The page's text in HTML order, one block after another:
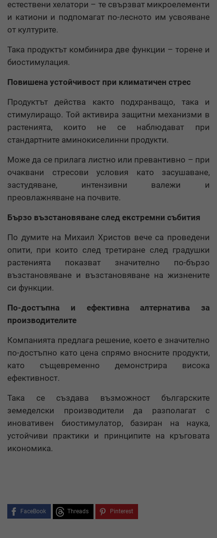
естествени хелатори – те свързват микроелементи
и катиони и подпомагат по-лесното им усвояване
от културите.
Така продуктът комбинира две функции – торене и
биостимулация.
Повишена устойчивост при климатичен стрес
Продуктът действа както подхранващо, така и
стимулиращо. Той активира защитни механизми в
растенията, които не се наблюдават при
стандартните аминокиселинни продукти.
Може да се прилага листно или превантивно – при
очаквани стресови условия като засушаване,
застудяване, интензивни валежи и
преовлажняване на почвите.
Бързо възстановяване след екстремни събития
По думите на Михаил Христов вече са проведени
опити, при които след третиране след градушки
растенията показват значително по-бързо
възстановяване и възстановяване на жизнените
си функции.
По-достъпна и ефективна алтернатива за
производителите
Компанията предлага решение, което е значително
по-достъпно като цена спрямо вносните продукти,
като същевременно демонстрира висока
ефективност.
Така се създава възможност българските
земеделски производители да разполагат с
иновативен биостимулатор, базиран на наука,
устойчиви практики и принципите на кръговата
икономика.
FaceBook Threads Pinterest